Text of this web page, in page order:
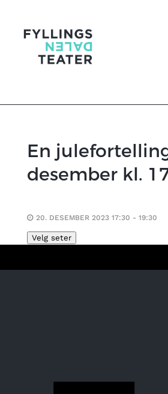
En
desember kl.
20. DESEMBER 2023 17:30 - 19:30
Velg seter